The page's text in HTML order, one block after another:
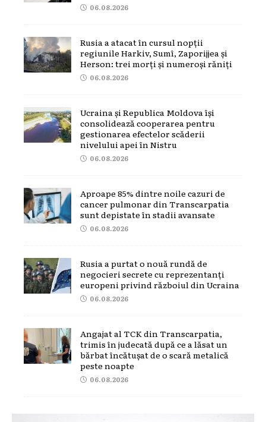
06.08.2026
Rusia a atacat în cursul nopții
regiunile Harkiv, Sumî, Zaporijjea și
Herson: trei morți și numeroși răniți
06.08.2026
Ucraina și Republica Moldova își
consolidează cooperarea pentru
gestionarea efectelor scăderii
nivelului apei în Nistru
06.08.2026
Aproape 85% dintre noile cazuri de
cancer pulmonar din Transcarpatia
sunt depistate în stadii avansate
06.08.2026
Rusia a purtat o nouă rundă de
negocieri secrete cu reprezentanți
europeni privind războiul din Ucraina
06.08.2026
Angajat al TCK din Transcarpatia,
trimis în judecată după ce a lăsat un
bărbat încătușat de o scară metalică
peste noapte
06.08.2026